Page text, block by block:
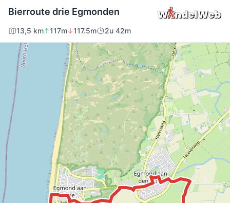
Bierroute drie Egmonden
13,5 km 117m 117.5m 2u 42m